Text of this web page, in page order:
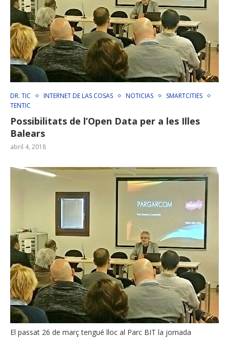
DR. TIC INTERNET DE LAS COSAS NOTICIAS
SMARTCITIES
TENTIC
Possibilitats de l’Open Data per a les Illes
Balears
abril 4, 2018
El passat 26 de març tengué lloc al Parc BIT la jornada